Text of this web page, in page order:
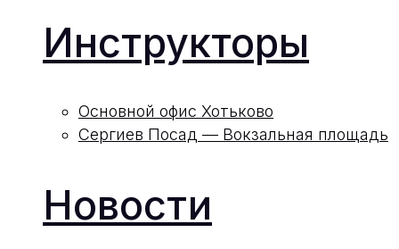
Инструкторы
Основной офис Хотьково
Сергиев Посад — Вокзальная площадь
Новости